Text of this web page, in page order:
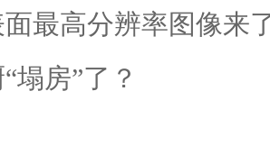
最高分辨率图像来
塌房”了？